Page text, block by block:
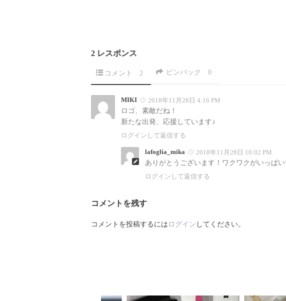
2 レスポンス
コメント 2 ピンバック 0
MIKI
2018年11月28日 4:16 PM
ロゴ、素敵だね！
新たな出発、応援しています♪
ログインして返信する
lafoglia_mika
2018年11月28日 10:02 PM
ありがとうございます！ワクワクがいっぱい
ログインして返信する
コメントを残す
コメントを投稿するには ログイン してください。